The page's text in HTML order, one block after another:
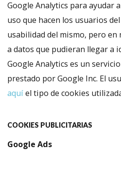
Google Analytics para ayudar
uso que hacen los usuarios
usabilidad del mismo, pero en
a datos que pudieran llegar a
Google Analytics es un
prestado por Google Inc. El
aquíel tipo de cookies
COOKIES PUBLICITARIAS
Google Ads